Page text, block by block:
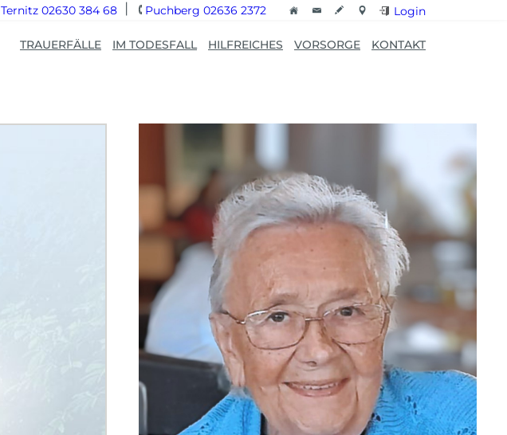
Ternitz 02630 384 68 Puchberg 02636 2372 Login
TRAUERFÄLLE IM TODESFALL HILFREICHES VORSORGE KONTAKT